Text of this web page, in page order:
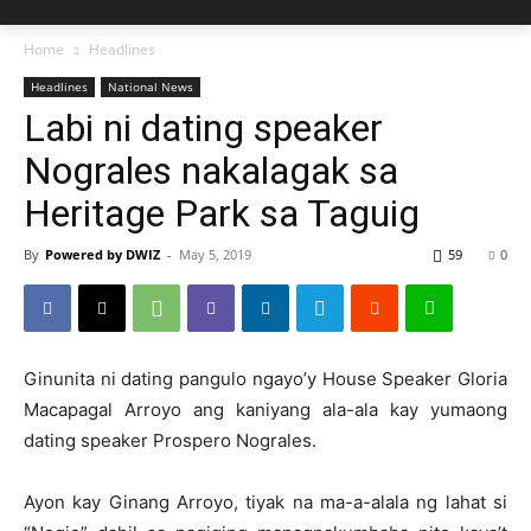
Home Headlines
Headlines National News
Labi ni dating speaker
Nograles nakalagak sa
Heritage Park sa Taguig
By Powered by DWIZ - May 5, 2019 0
59
Ginunita ni dating pangulo ngayo’y House Speaker Gloria
Macapagal Arroyo ang kaniyang ala-ala kay yumaong
dating speaker Prospero Nograles.
Ayon kay Ginang Arroyo, tiyak na ma-a-alala ng lahat si